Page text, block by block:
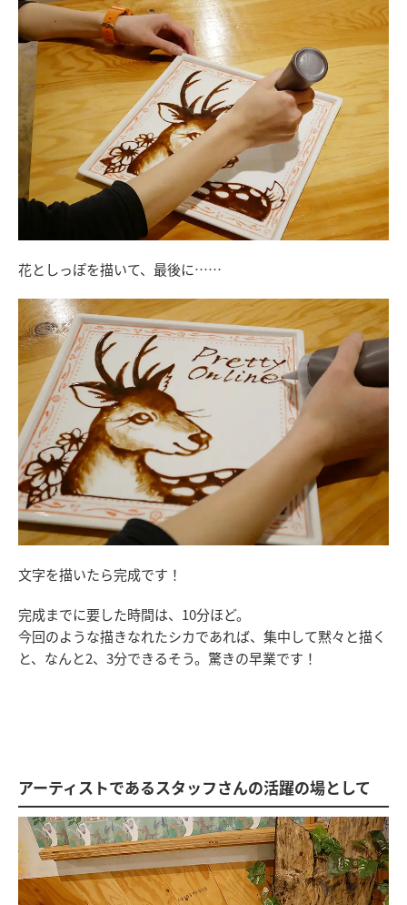
花としっぽを描いて、最後に……
文字を描いたら完成です！
完成までに要した時間は、10分ほど。
今回のような描きなれたシカであれば、集中して黙々と描く
と、なんと2、3分できるそう。驚きの早業です！
アーティストであるスタッフさんの活躍の場として